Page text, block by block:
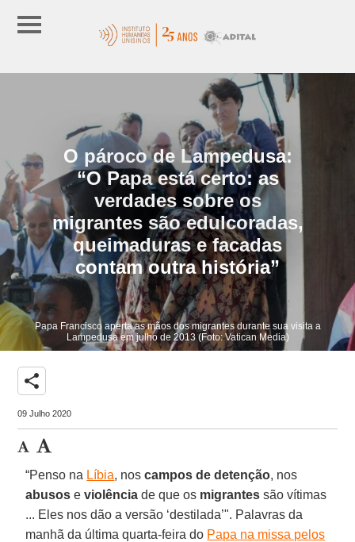
O pároco de Lampedusa:
“O Papa está certo: as
verdades sobre os
migrantes são edulcoradas,
queimaduras e facadas
contam outra história”
Papa Francisco aperta as mãos dos migrantes durante sua visita a
Lampedusa em julho de 2013 (Foto: Vatican Media)
share
09 Julho 2020
“Penso na Líbia, noscampos de detenção, nos
abusos eviolência de que os migrantes são vítimas
... Eles nos dão a versão ‘destilada’". Palavras da
manhã da última quarta-feira do Papa na missa pelos